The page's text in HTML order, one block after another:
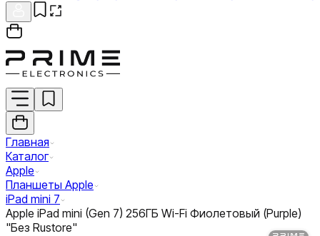
Главная
Каталог
Apple
Планшеты Apple
iPad mini 7
Apple iPad mini (Gen 7) 256ГБ Wi-Fi Фиолетовый (Purple)
"Без Rustore"